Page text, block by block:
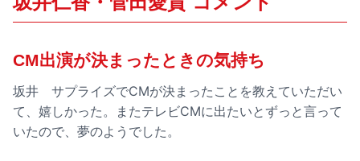
CM出演が決まったときの気持ち
坂井 サプライズでCMが決まったことを教えていただい
て、嬉しかった。またテレビCMに出たいとずっと言って
いたので、夢のようでした。